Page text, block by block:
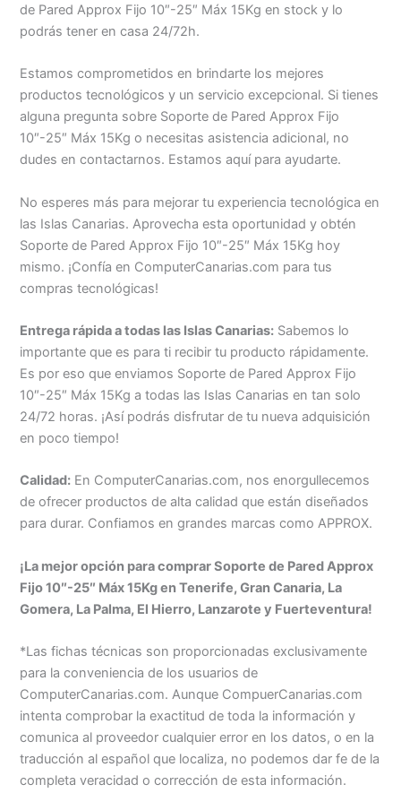
de Pared Approx Fijo 10″-25″ Máx 15Kg en stock y lo
podrás tener en casa 24/72h.
Estamos comprometidos en brindarte los mejores
productos tecnológicos y un servicio excepcional. Si tienes
alguna pregunta sobre Soporte de Pared Approx Fijo
10″-25″ Máx 15Kg o necesitas asistencia adicional, no
dudes en contactarnos. Estamos aquí para ayudarte.
No esperes más para mejorar tu experiencia tecnológica en
las Islas Canarias. Aprovecha esta oportunidad y obtén
Soporte de Pared Approx Fijo 10″-25″ Máx 15Kg hoy
mismo. ¡Confía en ComputerCanarias.com para tus
compras tecnológicas!
Entrega rápida a todas las Islas Canarias: Sabemos lo
importante que es para ti recibir tu producto rápidamente.
Es por eso que enviamos Soporte de Pared Approx Fijo
10″-25″ Máx 15Kg a todas las Islas Canarias en tan solo
24/72 horas. ¡Así podrás disfrutar de tu nueva adquisición
en poco tiempo!
Calidad: En ComputerCanarias.com, nos enorgullecemos
de ofrecer productos de alta calidad que están diseñados
para durar. Confiamos en grandes marcas como APPROX.
¡La mejor opción para comprar Soporte de Pared Approx
Fijo 10″-25″ Máx 15Kg en Tenerife, Gran Canaria, La
Gomera, La Palma, El Hierro, Lanzarote y Fuerteventura!
*Las fichas técnicas son proporcionadas exclusivamente
para la conveniencia de los usuarios de
ComputerCanarias.com. Aunque CompuerCanarias.com
intenta comprobar la exactitud de toda la información y
comunica al proveedor cualquier error en los datos, o en la
traducción al español que localiza, no podemos dar fe de la
completa veracidad o corrección de esta información.